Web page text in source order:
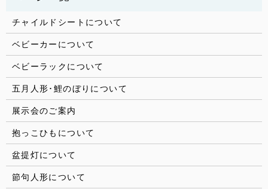
チャイルドシートについて
ベビーカーについて
ベビーラックについて
五月人形･鯉のぼりについて
展示会のご案内
抱っこひもについて
盆提灯について
節句人形について